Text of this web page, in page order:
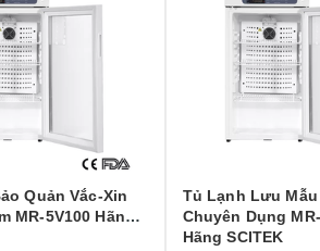
Mẫu Thức Ăn
MR-5V100
Tủ Lạnh Bảo
Độ C, 100 Lít,
SCITEK